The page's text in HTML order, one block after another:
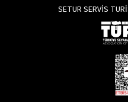
SETUR SERVİS